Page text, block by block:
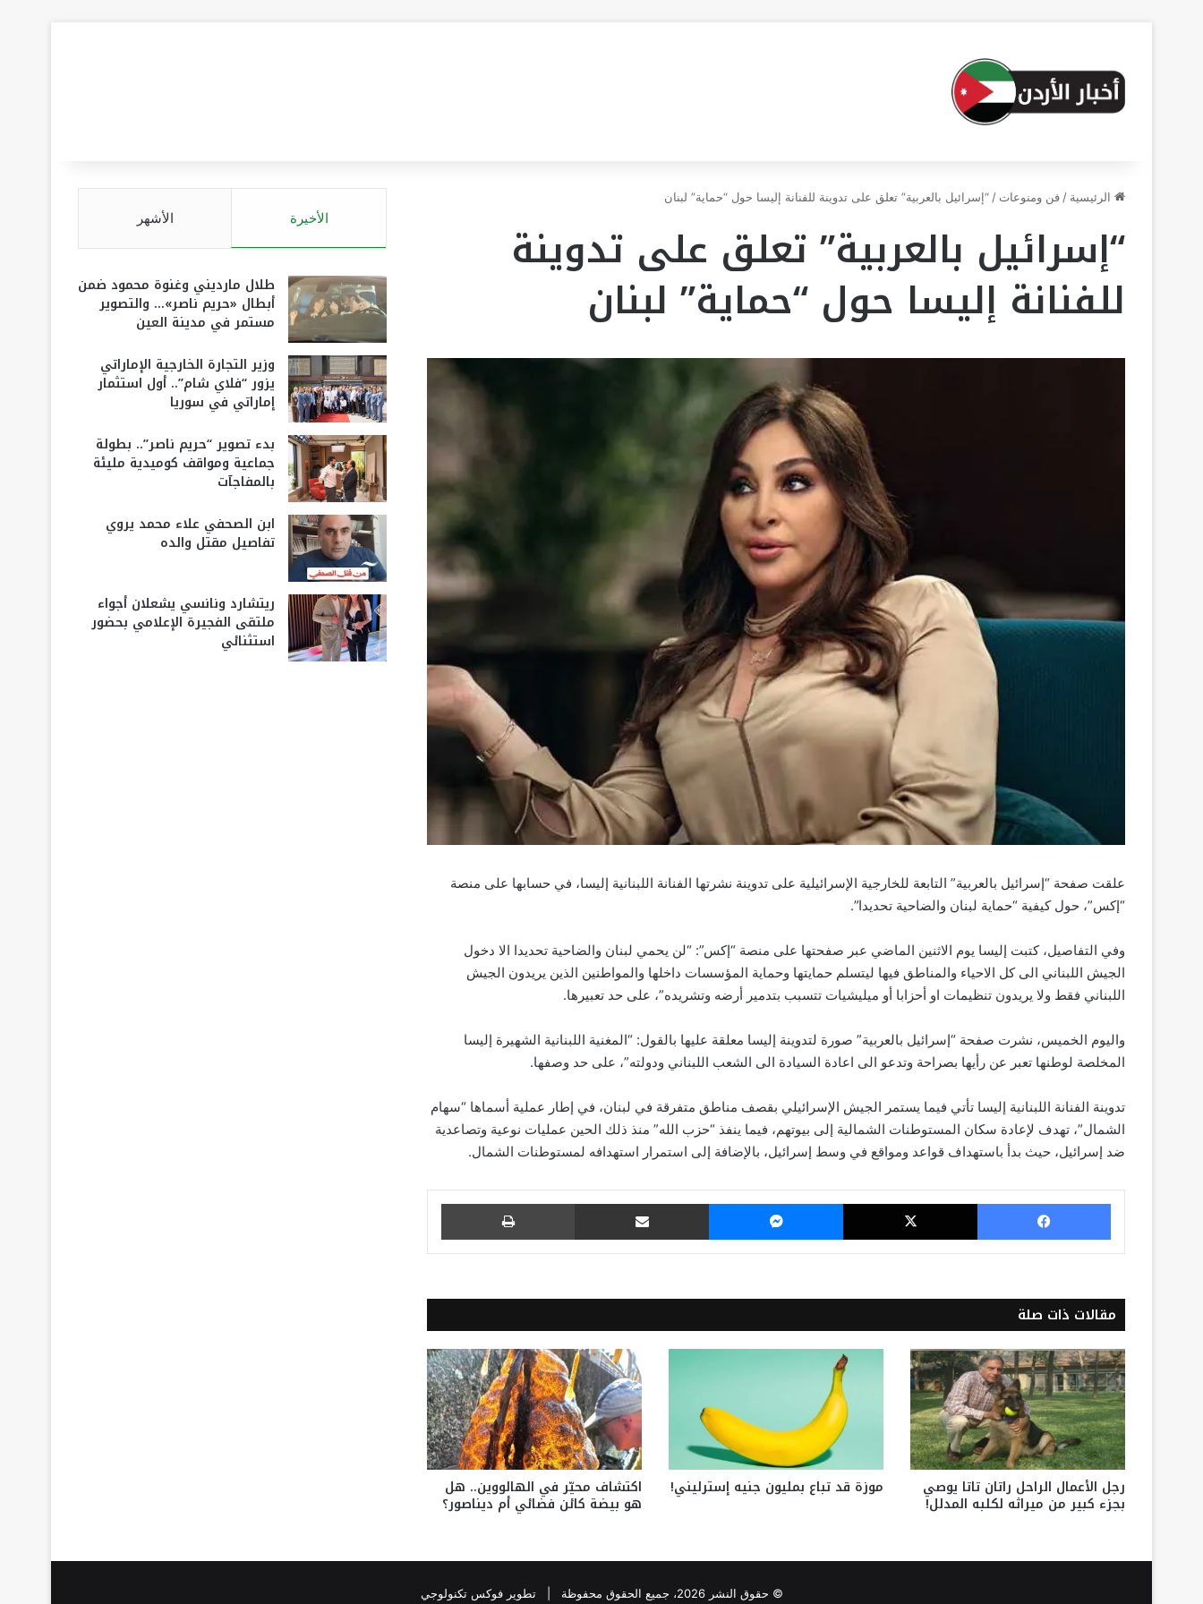
الرئيسية / فن ومنوعات / “إسرائيل بالعربية” تعلق على تدوينة للفنانة إليسا حول “حماية” لبنان
“إسرائيل بالعربية” تعلق على تدوينة
للفنانة إليسا حول “حماية” لبنان
علقت صفحة “إسرائيل بالعربية” التابعة للخارجية الإسرائيلية على تدوينة نشرتها الفنانة اللبنانية إليسا، في حسابها على منصة
“إكس”، حول كيفية “حماية لبنان والضاحية تحديدا”.
وفي التفاصيل، كتبت إليسا يوم الاثنين الماضي عبر صفحتها على منصة “إكس”: “لن يحمي لبنان والضاحية تحديدا الا دخول
الجيش اللبناني الى كل الاحياء والمناطق فيها ليتسلم حمايتها وحماية المؤسسات داخلها والمواطنين الذين يريدون الجيش
اللبناني فقط ولا يريدون تنظيمات او أحزابا أو ميليشيات تتسبب بتدمير أرضه وتشريده”، على حد تعبيرها.
واليوم الخميس، نشرت صفحة “إسرائيل بالعربية” صورة لتدوينة إليسا معلقة عليها بالقول: “المغنية اللبنانية الشهيرة إليسا
المخلصة لوطنها تعبر عن رأيها بصراحة وتدعو الى اعادة السيادة الى الشعب اللبناني ودولته”، على حد وصفها.
تدوينة الفنانة اللبنانية إليسا تأتي فيما يستمر الجيش الإسرائيلي بقصف مناطق متفرقة في لبنان، في إطار عملية أسماها “سهام
الشمال”، تهدف لإعادة سكان المستوطنات الشمالية إلى بيوتهم، فيما ينفذ “حزب الله” منذ ذلك الحين عمليات نوعية وتصاعدية
ضد إسرائيل، حيث بدأ باستهداف قواعد ومواقع في وسط إسرائيل، بالإضافة إلى استمرار استهدافه لمستوطنات الشمال.
فيسبوك ‫X ماسنجر مشاركة عبر البريد طباعة
مقالات ذات صلة
رجل الأعمال الراحل راتان تاتا يوصي
بجزء كبير من ميراثه لكلبه المدلل!
موزة قد تباع بمليون جنيه إسترليني! اكتشاف محيّر في الهالووين.. هل
هو بيضة كائن فضائي أم ديناصور؟
الأخيرة الأشهر
طلال مارديني وغنوة محمود ضمن
أبطال «حريم ناصر»… والتصوير
مستمر في مدينة العين
وزير التجارة الخارجية الإماراتي
يزور “فلاي شام”.. أول استثمار
إماراتي في سوريا
بدء تصوير “حريم ناصر”.. بطولة
جماعية ومواقف كوميدية مليئة
بالمفاجآت
ابن الصحفي علاء محمد يروي
تفاصيل مقتل والده
ريتشارد ونانسي يشعلان أجواء
ملتقى الفجيرة الإعلامي بحضور
استثنائي
© حقوق النشر 2026، جميع الحقوق محفوظة | تطوير فوكس تكنولوجي